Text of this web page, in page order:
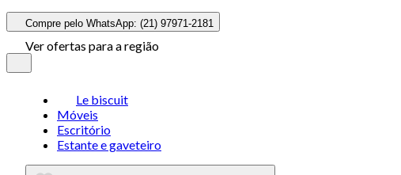
Compre pelo WhatsApp: (21) 97971-2181
Ver ofertas para a região
Le biscuit
Móveis
Escritório
Estante e gaveteiro